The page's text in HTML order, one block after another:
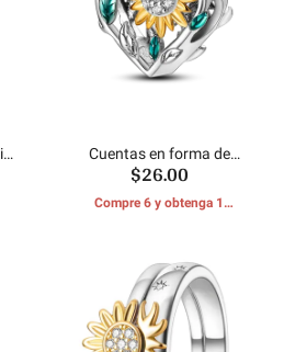
Cuentas en forma de
corazón de girasol
$26.00
Compre 6 y obtenga 1